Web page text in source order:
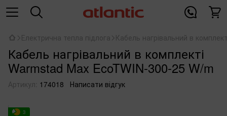
Електрична тепла підлога Кабель нагрівальний в
Кабель нагрівальний в комплекті
Warmstad Max EcoTWIN-300-25 W/m
Артикул: 174018 Написати відгук
3